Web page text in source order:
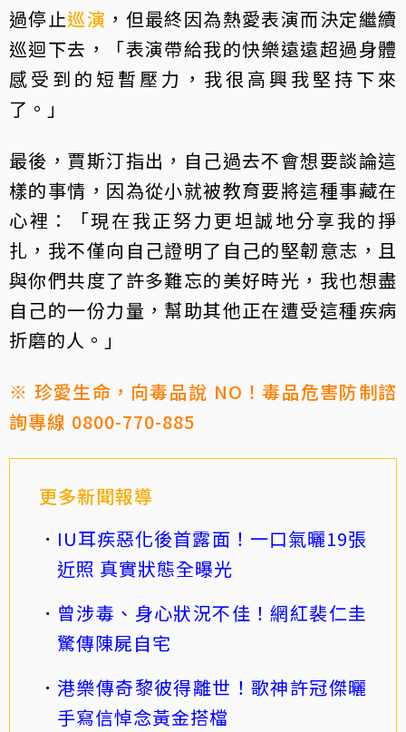
過停止巡演 ，但最終因為熱愛表演而決定繼續
巡迴下去，「表演帶給我的快樂遠遠超過身體
感受到的短暫壓力，我很高興我堅持下來
了。」
最後，賈斯汀指出，自己過去不會想要談論這
樣的事情，因為從小就被教育要將這種事藏在
心裡：「現在我正努力更坦誠地分享我的掙
扎，我不僅向自己證明了自己的堅韌意志，且
與你們共度了許多難忘的美好時光，我也想盡
自己的一份力量，幫助其他正在遭受這種疾病
折磨的人。」
※ 珍愛生命，向毒品說 NO！毒品危害防制諮
詢專線 0800-770-885
更多新聞報導
IU耳疾惡化後首露面！一口氣曬19張
近照 真實狀態全曝光
曾涉毒、身心狀況不佳！網紅裴仁圭
驚傳陳屍自宅
港樂傳奇黎彼得離世！歌神許冠傑曬
手寫信悼念黃金搭檔